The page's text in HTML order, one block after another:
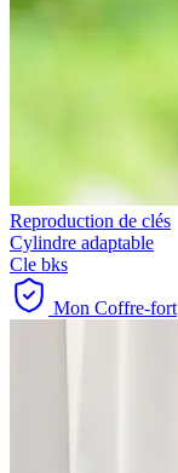
Reproduction de clés
Cylindre adaptable
Cle bks
Mon Coffre-fort